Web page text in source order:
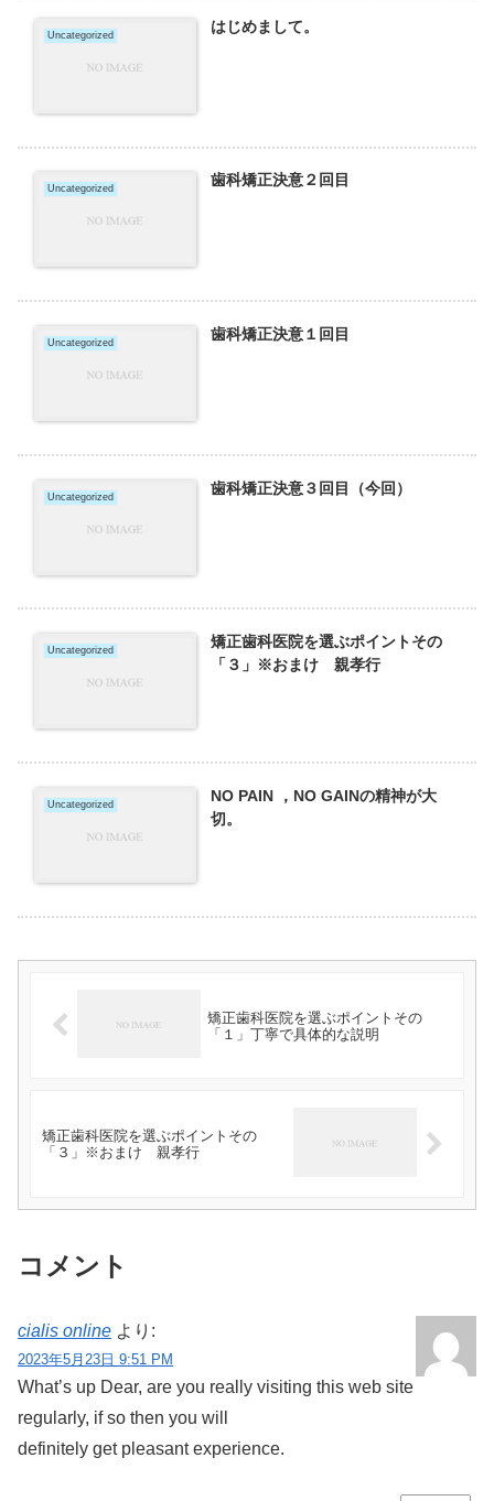
Uncategorized はじめまして。
Uncategorized 歯科矯正決意２回目
Uncategorized 歯科矯正決意１回目
Uncategorized 歯科矯正決意３回目（今回）
Uncategorized
矯正歯科医院を選ぶポイントその
「３」※おまけ 親孝行
Uncategorized
NO PAIN ，NO GAINの精神が大
切。
矯正歯科医院を選ぶポイントその
「１」丁寧で具体的な説明
矯正歯科医院を選ぶポイントその
「３」※おまけ 親孝行
コメント
cialis online より:
2023年5月23日 9:51 PM
What’s up Dear, are you really visiting this web site
regularly, if so then you will
definitely get pleasant experience.